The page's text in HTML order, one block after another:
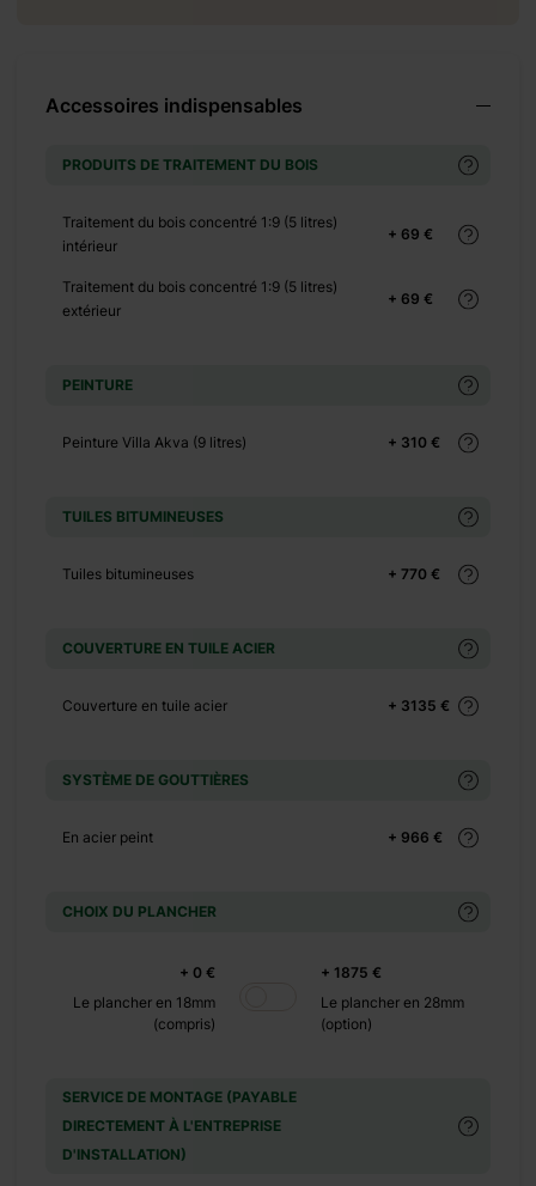
Accessoires indispensables
PRODUITS DE TRAITEMENT DU BOIS
+ 69 €
Traitement du bois concentré 1:9 (5 litres)
intérieur
+ 69 €
Traitement du bois concentré 1:9 (5 litres)
extérieur
PEINTURE
+ 310 €
Peinture Villa Akva (9 litres)
TUILES BITUMINEUSES
+ 770 €
Tuiles bitumineuses
COUVERTURE EN TUILE ACIER
+ 3135 €
Couverture en tuile acier
SYSTÈME DE GOUTTIÈRES
+ 966 €
En acier peint
CHOIX DU PLANCHER
+ 0 €
Le plancher en 18mm
(compris)
+ 1875 €
Le plancher en 28mm
(option)
SERVICE DE MONTAGE (PAYABLE
DIRECTEMENT À L'ENTREPRISE
D'INSTALLATION)
+ 149 €
+ 500 €
un petit salon
intérieur est divisé
en bois selon